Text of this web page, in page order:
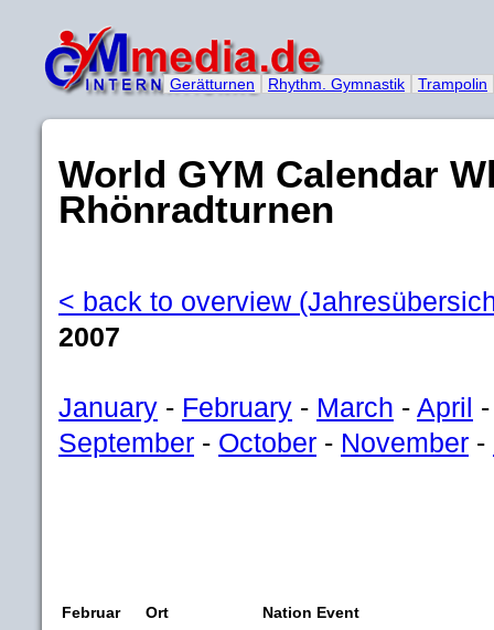
Gerätturnen Rhythm. Gymnastik Trampolin
World GYM Calendar
Rhönradturnen
< back to overview
2007
January - February - March - April
September - October - November -
Februar Ort Nation Event